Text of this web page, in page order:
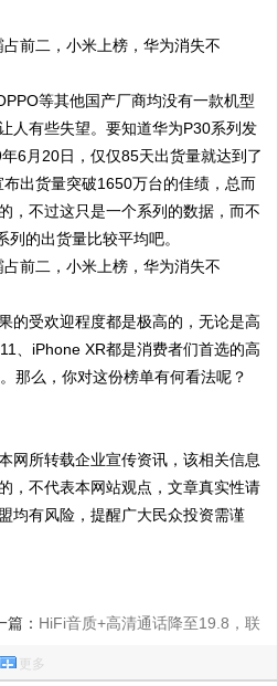
等其他国产厂商均没有一款机型
人有些失望。要知道华为P30系列发
6月20日，仅仅85天出货量就达到了
出货量突破1650万台的佳绩，总而
，不过这只是一个系列的数据，而不
的出货量比较平均吧。
的受欢迎程度都是极高的，无论是高
、iPhone XR都是消费者们首选的高
那么，你对这份榜单有何看法呢？
网所转载企业宣传资讯，该相关信息
，不代表本网站观点，文章真实性请
均有风险，提醒广大民众投资需谨
篇： HiFi音质+高清通话降至19.8，联
想不只有真香手机，还有真香耳机
更多